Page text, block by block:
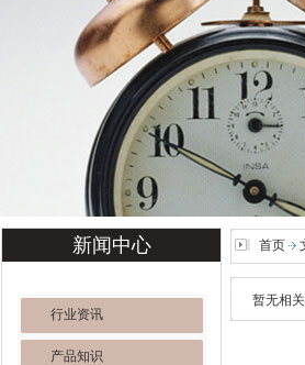
新闻中心
行业资讯
产品知识
首页
暂无相